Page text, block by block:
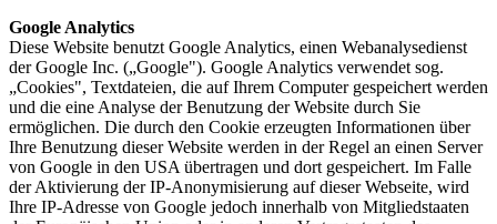
Google Analytics
Diese Website benutzt Google Analytics, einen Webanalysedienst
der Google Inc. („Google"). Google Analytics verwendet sog.
„Cookies", Textdateien, die auf Ihrem Computer gespeichert werden
und die eine Analyse der Benutzung der Website durch Sie
ermöglichen. Die durch den Cookie erzeugten Informationen über
Ihre Benutzung dieser Website werden in der Regel an einen Server
von Google in den USA übertragen und dort gespeichert. Im Falle
der Aktivierung der IP-Anonymisierung auf dieser Webseite, wird
Ihre IP-Adresse von Google jedoch innerhalb von Mitgliedstaaten